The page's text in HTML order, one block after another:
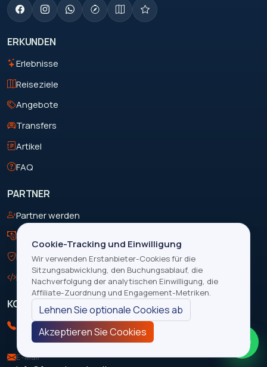
ERKUNDEN
Erlebnisse
Reiseziele
Angebote
Transfers
Artikel
FAQ
PARTNER
Partner werden
Partnerprogramm
Richtlinien
Entwickler
KONTAKT
Telefon
+263 713 199 088
E-Mail
Cookie-Tracking und Einwilligung
Wir verwenden Erstanbieter-Cookies für die
Sitzungsabwicklung, den Buchungsablauf, die
Nachverfolgung der analytischen Einwilligung, die
Affiliate-Zuordnung und Engagement-Metriken.
Lehnen Sie optionale Cookies ab
Akzeptieren Sie Cookies